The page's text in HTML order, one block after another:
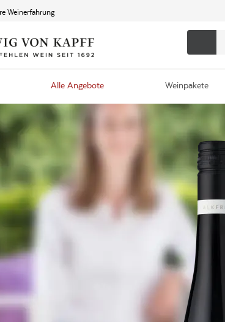
Weinerfahrung
Alle Angebote Weinpakete